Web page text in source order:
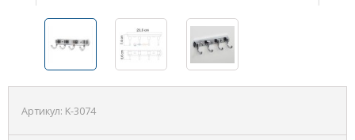
Артикул: K-3074